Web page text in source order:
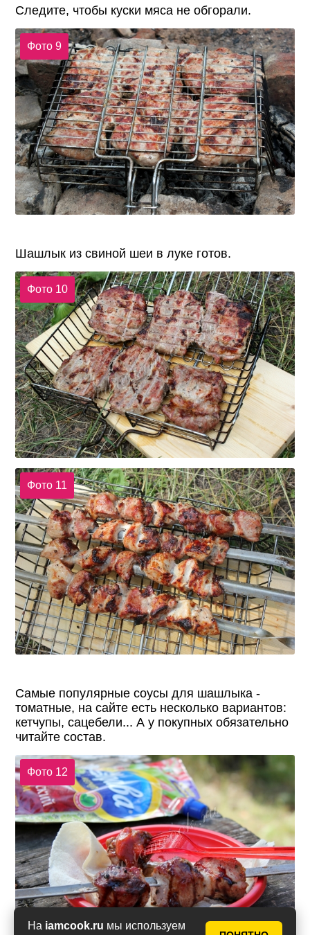
На iamcook.ru мы используем
Следите, чтобы куски мяса не обгорали.
Фото 9
Шашлык из свиной шеи в луке готов.
Фото 10
Фото 11
Самые популярные соусы для шашлыка -
томатные, на сайте есть несколько вариантов:
кетчупы, сацебели... А у покупных обязательно
читайте состав.
Фото 12